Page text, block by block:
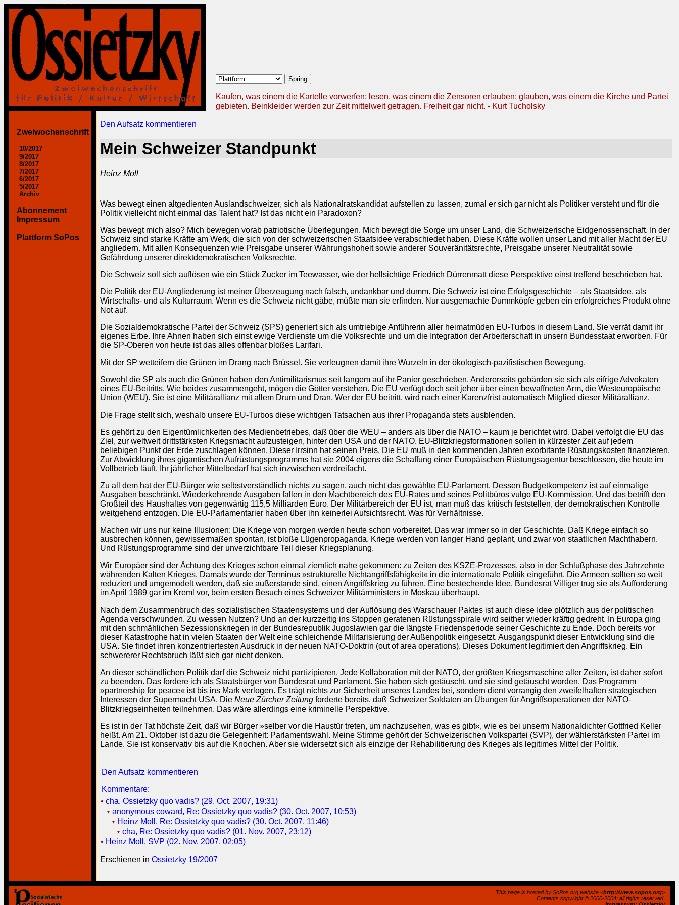
Kaufen, was einem die Kartelle vorwerfen; lesen, was einem die Zensoren erlauben; glauben, was einem die Kirche und Partei
gebieten. Beinkleider werden zur Zeit mittelweit getragen. Freiheit gar nicht. - Kurt Tucholsky
Zweiwochenschrift
10/2017
9/2017
8/2017
7/2017
6/2017
5/2017
Archiv
Abonnement
Impressum
Plattform SoPos
Den Aufsatz kommentieren
Mein Schweizer Standpunkt
Heinz Moll
Was bewegt einen altgedienten Auslandschweizer, sich als Nationalratskandidat aufstellen zu lassen, zumal er sich gar nicht als Politiker versteht und für die
Politik vielleicht nicht einmal das Talent hat? Ist das nicht ein Paradoxon?
Was bewegt mich also? Mich bewegen vorab patriotische Überlegungen. Mich bewegt die Sorge um unser Land, die Schweizerische Eidgenossenschaft. In der
Schweiz sind starke Kräfte am Werk, die sich von der schweizerischen Staatsidee verabschiedet haben. Diese Kräfte wollen unser Land mit aller Macht der EU
angliedern. Mit allen Konsequenzen wie Preisgabe unserer Währungshoheit sowie anderer Souveränitätsrechte, Preisgabe unserer Neutralität sowie
Gefährdung unserer direktdemokratischen Volksrechte.
Die Schweiz soll sich auflösen wie ein Stück Zucker im Teewasser, wie der hellsichtige Friedrich Dürrenmatt diese Perspektive einst treffend beschrieben hat.
Die Politik der EU-Angliederung ist meiner Überzeugung nach falsch, undankbar und dumm. Die Schweiz ist eine Erfolgsgeschichte – als Staatsidee, als
Wirtschafts- und als Kulturraum. Wenn es die Schweiz nicht gäbe, müßte man sie erfinden. Nur ausgemachte Dummköpfe geben ein erfolgreiches Produkt ohne
Not auf.
Die Sozialdemokratische Partei der Schweiz (SPS) generiert sich als umtriebige Anführerin aller heimatmüden EU-Turbos in diesem Land. Sie verrät damit ihr
eigenes Erbe. Ihre Ahnen haben sich einst ewige Verdienste um die Volksrechte und um die Integration der Arbeiterschaft in unsern Bundesstaat erworben. Für
die SP-Oberen von heute ist das alles offenbar bloßes Larifari.
Mit der SP wetteifern die Grünen im Drang nach Brüssel. Sie verleugnen damit ihre Wurzeln in der ökologisch-pazifistischen Bewegung.
Sowohl die SP als auch die Grünen haben den Antimilitarismus seit langem auf ihr Panier geschrieben. Andererseits gebärden sie sich als eifrige Advokaten
eines EU-Beitritts. Wie beides zusammengeht, mögen die Götter verstehen. Die EU verfügt doch seit jeher über einen bewaffneten Arm, die Westeuropäische
Union (WEU). Sie ist eine Militärallianz mit allem Drum und Dran. Wer der EU beitritt, wird nach einer Karenzfrist automatisch Mitglied dieser Militärallianz.
Die Frage stellt sich, weshalb unsere EU-Turbos diese wichtigen Tatsachen aus ihrer Propaganda stets ausblenden.
Es gehört zu den Eigentümlichkeiten des Medienbetriebes, daß über die WEU – anders als über die NATO – kaum je berichtet wird. Dabei verfolgt die EU das
Ziel, zur weltweit drittstärksten Kriegsmacht aufzusteigen, hinter den USA und der NATO. EU-Blitzkriegsformationen sollen in kürzester Zeit auf jedem
beliebigen Punkt der Erde zuschlagen können. Dieser Irrsinn hat seinen Preis. Die EU muß in den kommenden Jahren exorbitante Rüstungskosten finanzieren.
Zur Abwicklung ihres gigantischen Aufrüstungsprogramms hat sie 2004 eigens die Schaffung einer Europäischen Rüstungsagentur beschlossen, die heute im
Vollbetrieb läuft. Ihr jährlicher Mittelbedarf hat sich inzwischen verdreifacht.
Zu all dem hat der EU-Bürger wie selbstverständlich nichts zu sagen, auch nicht das gewählte EU-Parlament. Dessen Budgetkompetenz ist auf einmalige
Ausgaben beschränkt. Wiederkehrende Ausgaben fallen in den Machtbereich des EU-Rates und seines Politbüros vulgo EU-Kommission. Und das betrifft den
Großteil des Haushaltes von gegenwärtig 115,5 Milliarden Euro. Der Militärbereich der EU ist, man muß das kritisch feststellen, der demokratischen Kontrolle
weitgehend entzogen. Die EU-Parlamentarier haben über ihn keinerlei Aufsichtsrecht. Was für Verhältnisse.
Machen wir uns nur keine Illusionen: Die Kriege von morgen werden heute schon vorbereitet. Das war immer so in der Geschichte. Daß Kriege einfach so
ausbrechen können, gewissermaßen spontan, ist bloße Lügenpropaganda. Kriege werden von langer Hand geplant, und zwar von staatlichen Machthabern.
Und Rüstungsprogramme sind der unverzichtbare Teil dieser Kriegsplanung.
Wir Europäer sind der Ächtung des Krieges schon einmal ziemlich nahe gekommen: zu Zeiten des KSZE-Prozesses, also in der Schlußphase des Jahrzehnte
währenden Kalten Krieges. Damals wurde der Terminus »strukturelle Nichtangriffsfähigkeit« in die internationale Politik eingeführt. Die Armeen sollten so weit
reduziert und umgemodelt werden, daß sie außerstande sind, einen Angriffskrieg zu führen. Eine bestechende Idee. Bundesrat Villiger trug sie als Aufforderung
im April 1989 gar im Kreml vor, beim ersten Besuch eines Schweizer Militärministers in Moskau überhaupt.
Nach dem Zusammenbruch des sozialistischen Staatensystems und der Auflösung des Warschauer Paktes ist auch diese Idee plötzlich aus der politischen
Agenda verschwunden. Zu wessen Nutzen? Und an der kurzzeitig ins Stoppen geratenen Rüstungsspirale wird seither wieder kräftig gedreht. In Europa ging
mit den schmählichen Sezessionskriegen in der Bundesrepublik Jugoslawien gar die längste Friedensperiode seiner Geschichte zu Ende. Doch bereits vor
dieser Katastrophe hat in vielen Staaten der Welt eine schleichende Militarisierung der Außenpolitik eingesetzt. Ausgangspunkt dieser Entwicklung sind die
USA. Sie findet ihren konzentriertesten Ausdruck in der neuen NATO-Doktrin (out of area operations). Dieses Dokument legitimiert den Angriffskrieg. Ein
schwererer Rechtsbruch läßt sich gar nicht denken.
An dieser schändlichen Politik darf die Schweiz nicht partizipieren. Jede Kollaboration mit der NATO, der größten Kriegsmaschine aller Zeiten, ist daher sofort
zu beenden. Das fordere ich als Staatsbürger von Bundesrat und Parlament. Sie haben sich getäuscht, und sie sind getäuscht worden. Das Programm
»partnership for peace« ist bis ins Mark verlogen. Es trägt nichts zur Sicherheit unseres Landes bei, sondern dient vorrangig den zweifelhaften strategischen
Interessen der Supermacht USA. Die Neue Zürcher Zeitung forderte bereits, daß Schweizer Soldaten an Übungen für Angriffsoperationen der NATO-
Blitzkriegseinheiten teilnehmen. Das wäre allerdings eine kriminelle Perspektive.
Es ist in der Tat höchste Zeit, daß wir Bürger »selber vor die Haustür treten, um nachzusehen, was es gibt«, wie es bei unserm Nationaldichter Gottfried Keller
heißt. Am 21. Oktober ist dazu die Gelegenheit: Parlamentswahl. Meine Stimme gehört der Schweizerischen Volkspartei (SVP), der wählerstärksten Partei im
Lande. Sie ist konservativ bis auf die Knochen. Aber sie widersetzt sich als einzige der Rehabilitierung des Krieges als legitimes Mittel der Politik.
Den Aufsatz kommentieren
Kommentare:
cha, Ossietzky quo vadis? (29. Oct. 2007, 19:31)
anonymous coward, Re: Ossietzky quo vadis? (30. Oct. 2007, 10:53)
Heinz Moll, Re: Ossietzky quo vadis? (30. Oct. 2007, 11:46)
cha, Re: Ossietzky quo vadis? (01. Nov. 2007, 23:12)
Heinz Moll, SVP (02. Nov. 2007, 02:05)
Erschienen in Ossietzky 19/2007
This page is hosted by SoPos.org website <http://www.sopos.org>
Contents copyright © 2000-2004; all rights reserved.